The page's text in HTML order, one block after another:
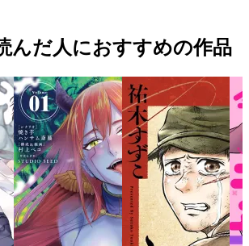
んだ人におすすめの作品